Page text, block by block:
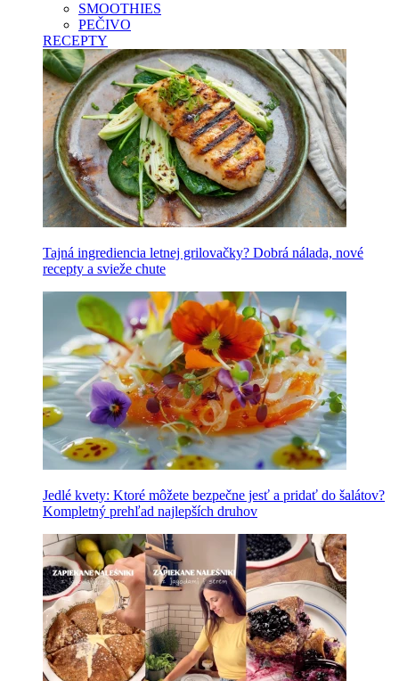
SMOOTHIES
PEČIVO
RECEPTY
Tajná ingrediencia letnej grilovačky? Dobrá nálada, nové
recepty a svieže chute
Jedlé kvety: Ktoré môžete bezpečne jesť a pridať do šalátov?
Kompletný prehľad najlepších druhov